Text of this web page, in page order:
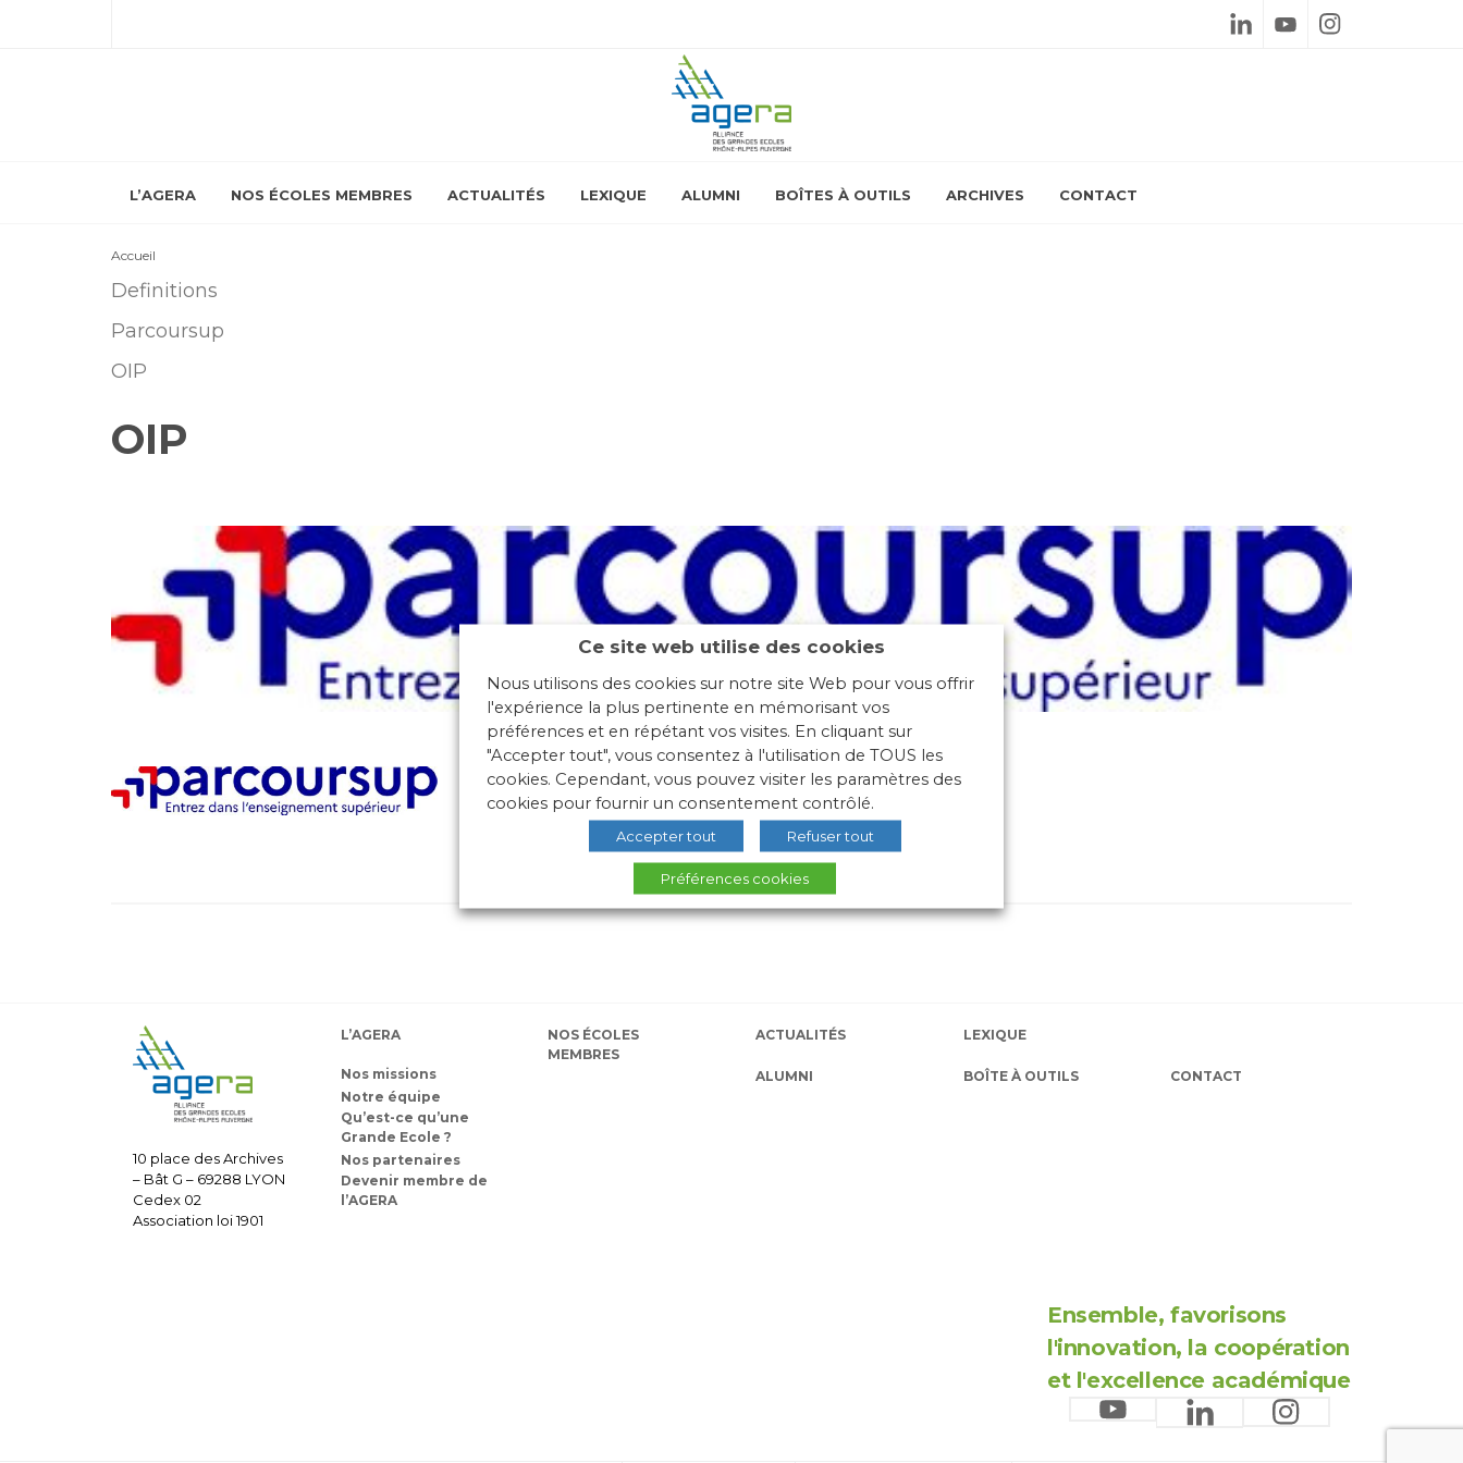
L’AGERA NOS ÉCOLES MEMBRES ACTUALITÉS LEXIQUE ALUMNI BOÎTES À OUTILS ARCHIVES CONTACT
Accueil
Definitions
Parcoursup
OIP
OIP
10 place des Archives
– Bât G – 69288 LYON
Cedex 02
Association loi 1901
L’AGERA
Nos missions
Notre équipe
Qu’est-ce qu’une
Grande Ecole ?
Nos partenaires
Devenir membre de
l’AGERA
NOS ÉCOLES
MEMBRES
ACTUALITÉS LEXIQUE
ALUMNI BOÎTE À OUTILS CONTACT
Ensemble, favorisons
l'innovation, la coopération
et l'excellence académique
Ce site web utilise des cookies
Nous utilisons des cookies sur notre site Web pour vous offrir
l'expérience la plus pertinente en mémorisant vos
préférences et en répétant vos visites. En cliquant sur
"Accepter tout", vous consentez à l'utilisation de TOUS les
cookies. Cependant, vous pouvez visiter les paramètres des
cookies pour fournir un consentement contrôlé.
Accepter tout Refuser tout
Préférences cookies